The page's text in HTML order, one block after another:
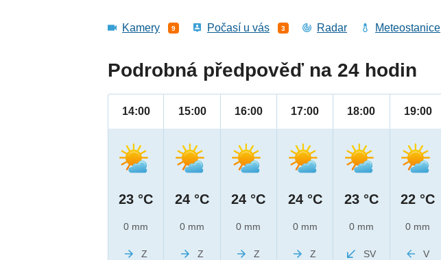
Kamery 9 Počasí u vás 3 Radar Meteostanice
Podrobná předpověď na 24 hodin
14:00
23 °C
0 mm
Z
15:00
24 °C
0 mm
Z
16:00
24 °C
0 mm
Z
17:00
24 °C
0 mm
Z
18:00
23 °C
0 mm
SV
19:00
22 °C
0 mm
V